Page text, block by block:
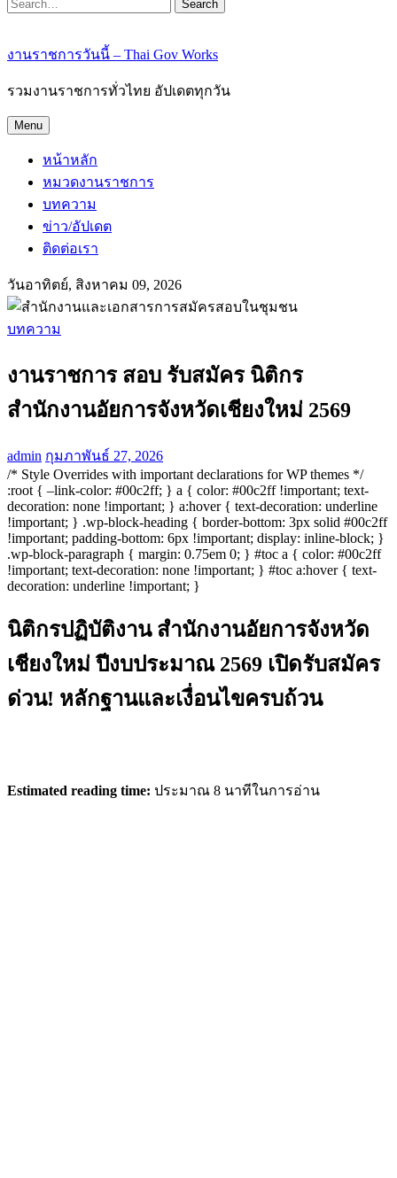
งานราชการวันนี้ – Thai Gov Works
รวมงานราชการทั่วไทย อัปเดตทุกวัน
Menu
หน้าหลัก
หมวดงานราชการ
บทความ
ข่าว/อัปเดต
ติดต่อเรา
วันอาทิตย์, สิงหาคม 09, 2026
บทความ
งานราชการ สอบ รับสมัคร นิติกร
สำนักงานอัยการจังหวัดเชียงใหม่ 2569
admin กุมภาพันธ์ 27, 2026
/* Style Overrides with important declarations for WP themes */
:root { –link-color: #00c2ff; } a { color: #00c2ff !important; text-
decoration: none !important; } a:hover { text-decoration: underline
!important; } .wp-block-heading { border-bottom: 3px solid #00c2ff
!important; padding-bottom: 6px !important; display: inline-block; }
.wp-block-paragraph { margin: 0.75em 0; } #toc a { color: #00c2ff
!important; text-decoration: none !important; } #toc a:hover { text-
decoration: underline !important; }
นิติกรปฏิบัติงาน สำนักงานอัยการจังหวัด
เชียงใหม่ ปีงบประมาณ 2569 เปิดรับสมัคร
ด่วน! หลักฐานและเงื่อนไขครบถ้วน
Estimated reading time: ประมาณ 8 นาทีในการอ่าน